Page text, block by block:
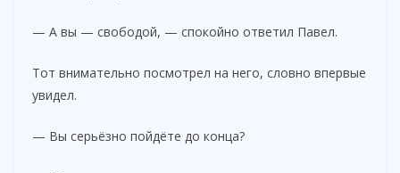
— А вы — свободой, — спокойно ответил Павел.
Тот внимательно посмотрел на него, словно впервые
увидел.
— Вы серьёзно пойдёте до конца?